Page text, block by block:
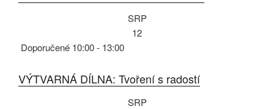
SRP
12
Doporučené 10:00- 13:00
VÝTVARNÁ DÍLNA: Tvoření s radostí
SRP